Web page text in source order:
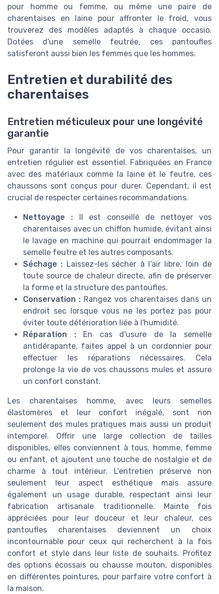
pour homme ou femme, ou même une paire de
charentaises en laine pour affronter le froid, vous
trouverez des modèles adaptés à chaque occasio.
Dotées d'une semelle feutrée, ces pantoufles
satisferont aussi bien les femmes que les hommes.
Entretien et durabilité des
charentaises
Entretien méticuleux pour une longévité
garantie
Pour garantir la longévité de vos charentaises, un
entretien régulier est essentiel. Fabriquées en France
avec des matériaux comme la laine et le feutre, ces
chaussons sont conçus pour durer. Cependant, il est
crucial de respecter certaines recommandations.
Nettoyage : Il est conseillé de nettoyer vos
charentaises avec un chiffon humide, évitant ainsi
le lavage en machine qui pourrait endommager la
semelle feutre et les autres composants.
Séchage : Laissez-les sécher à l'air libre, loin de
toute source de chaleur directe, afin de préserver
la forme et la structure des pantoufles.
Conservation : Rangez vos charentaises dans un
endroit sec lorsque vous ne les portez pas pour
éviter toute détérioration liée à l'humidité.
Réparation :En cas d'usure de la semelle
antidérapante, faites appel à un cordonnier pour
effectuer les réparations nécessaires. Cela
prolonge la vie de vos chaussons mules et assure
un confort constant.
Les charentaises homme, avec leurs semelles
élastomères et leur confort inégalé, sont non
seulement des mules pratiques mais aussi un produit
intemporel. Offrir une large collection de tailles
disponibles, elles conviennent à tous, homme, femme
ou enfant, et ajoutent une touche de nostalgie et de
charme à tout intérieur. L'entretien préserve non
seulement leur aspect esthétique mais assure
également un usage durable, respectant ainsi leur
fabrication artisanale traditionnelle. Mainte fois
appréciées pour leur douceur et leur chaleur, ces
pantoufles charentaises deviennent un choix
incontournable pour ceux qui recherchent à la fois
confort et style dans leur liste de souhaits. Profitez
des options écossais ou chausse mouton, disponibles
en différentes pointures, pour parfaire votre confort à
la maison.